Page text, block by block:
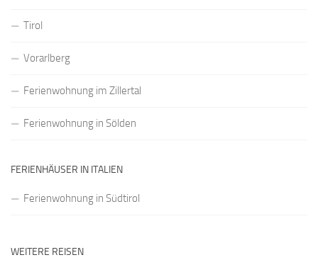
Tirol
Vorarlberg
Ferienwohnung im Zillertal
Ferienwohnung in Sölden
FERIENHÄUSER IN ITALIEN
Ferienwohnung in Südtirol
WEITERE REISEN